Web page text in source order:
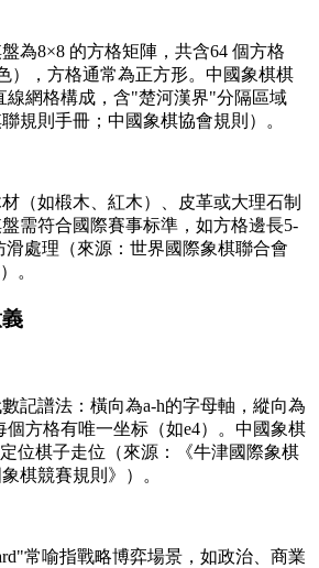
為8×8 的方格矩陣，共含64 個方格
），方格通常為正方形。中國象棋棋
線網格構成，含"楚河漢界"分隔區域
聯規則手冊；中國象棋協會規則）。
（如椴木、紅木）、皮革或大理石制
需符合國際賽事标準，如方格邊長5-
滑處理（來源：世界國際象棋聯合會
。
記譜法：橫向為a-h的字母軸，縱向為
個方格有唯一坐标（如e4）。中國象棋
位棋子走位（來源：《牛津國際象棋
棋競賽規則》）。
常喻指戰略博弈場景，如政治、商業